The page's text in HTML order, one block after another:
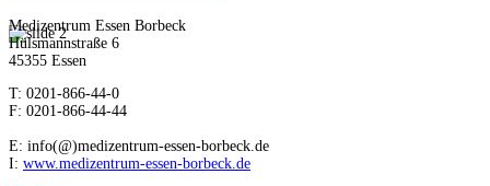
Medizentrum Essen Borbeck
Hülsmannstraße 6
45355 Essen
T: 0201-866-44-0
F: 0201-866-44-44
E: info(@)medizentrum-essen-borbeck.de
I: www.medizentrum-essen-borbeck.de